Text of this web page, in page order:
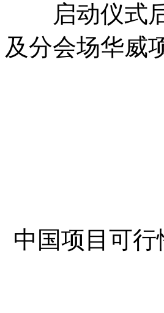
启动仪式后
及分会场华威
中国项目可